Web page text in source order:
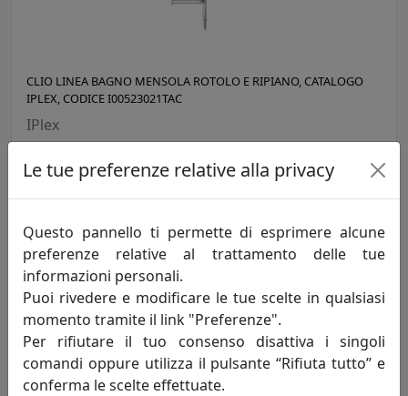
CLIO LINEA BAGNO MENSOLA ROTOLO E RIPIANO, CATALOGO
IPLEX, CODICE I00523021TAC
IPlex
83,00 €
Le tue preferenze relative alla privacy
Questo pannello ti permette di esprimere alcune
preferenze relative al trattamento delle tue
informazioni personali.
Puoi rivedere e modificare le tue scelte in qualsiasi
momento tramite il link "Preferenze".
Per rifiutare il tuo consenso disattiva i singoli
comandi oppure utilizza il pulsante “Rifiuta tutto” e
conferma le scelte effettuate.